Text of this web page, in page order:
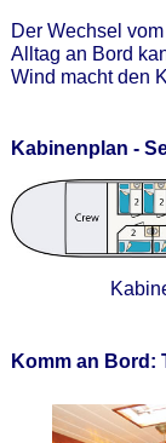
Der Wechsel
Alltag an Bord
Wind macht den
Kabinenplan -
Komm an Bord: